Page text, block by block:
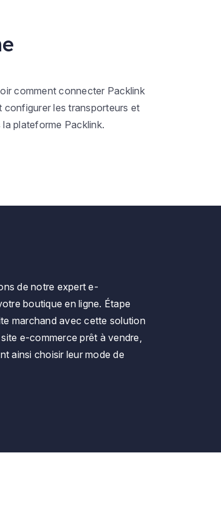
comment connecter Packlink
les transporteurs et
plateforme Packlink.
de notre expert e-
boutique en ligne. Étape
marchand avec cette solution
e-commerce prêt à vendre,
ainsi choisir leur mode de